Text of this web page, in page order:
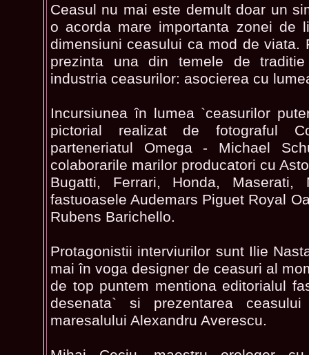
Ceasul nu mai este demult doar un
o acorda mare importanta zonei de
dimensiuni ceasului ca mod de viata.
prezinta una din temele de
industria ceasurilor: asocierea cu
Incursiunea în lumea `ceasurilor
pictorial realizat de fotograful
parteneriatul Omega - Michael
colaborarile marilor producatori cu
Bugatti, Ferrari, Honda,
fastuoasele Audemars Piguet Royal
Rubens Barichello.
Protagonistii interviurilor sunt Ilie
mai în voga designer de ceasuri al
de top puntem mentiona editorialul
desenata` si prezentarea
maresalului Alexandru Averescu.